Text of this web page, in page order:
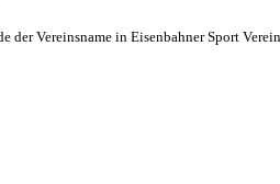
der Vereinsname in Eisenbahner Sport